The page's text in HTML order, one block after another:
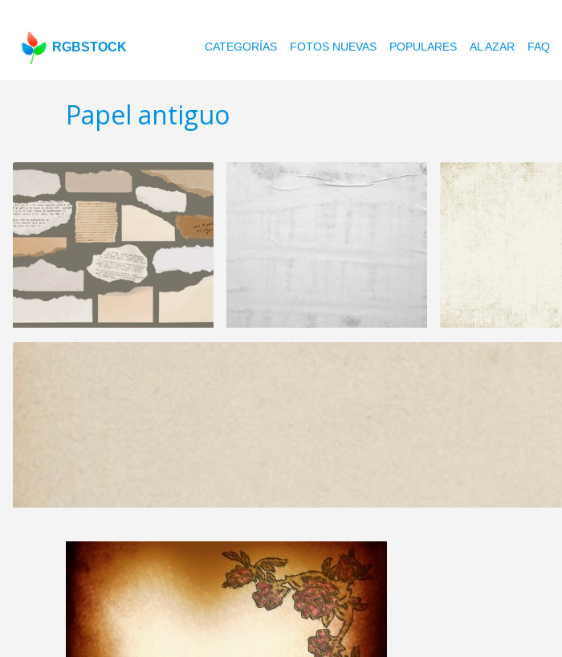
RGBSTOCK CATEGORÍAS FOTOS NUEVAS POPULARES AL AZAR FAQ
Papel antiguo